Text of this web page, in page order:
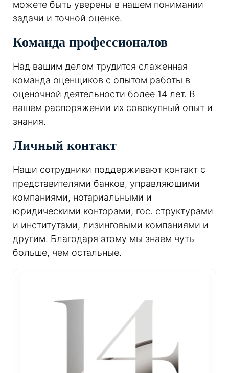
можете быть уверены в нашем понимании
задачи и точной оценке.
Команда профессионалов
Над вашим делом трудится слаженная
команда оценщиков с опытом работы в
оценочной деятельности более 14 лет. В
вашем распоряжении их совокупный опыт и
знания.
Личный контакт
Наши сотрудники поддерживают контакт с
представителями банков, управляющими
компаниями, нотариальными и
юридическими конторами, гос. структурами
и институтами, лизинговыми компаниями и
другим. Благодаря этому мы знаем чуть
больше, чем остальные.